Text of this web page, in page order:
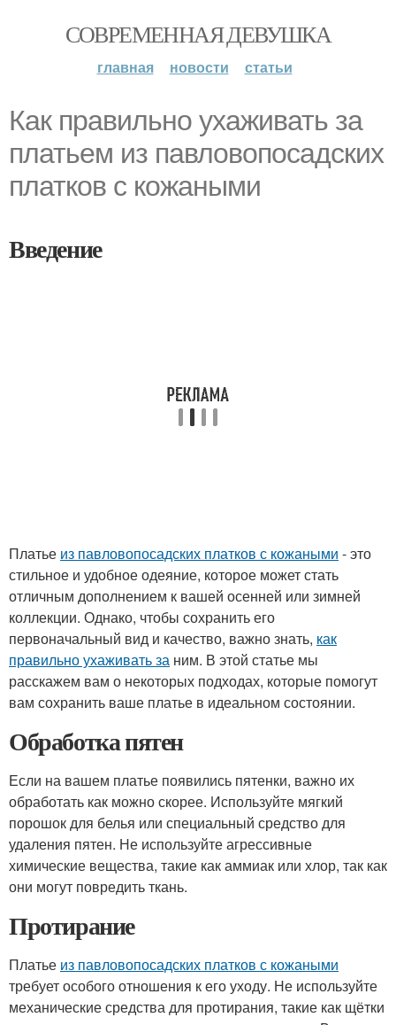
СОВРЕМЕННАЯ ДЕВУШКА
главная новости статьи
Как правильно ухаживать за
платьем из павловопосадских
платков с кожаными
Введение
Платье из павловопосадских платков с кожаными - это
стильное и удобное одеяние, которое может стать
отличным дополнением к вашей осенней или зимней
коллекции. Однако, чтобы сохранить его
первоначальный вид и качество, важно знать, как
правильно ухаживать за ним. В этой статье мы
расскажем вам о некоторых подходах, которые помогут
вам сохранить ваше платье в идеальном состоянии.
Обработка пятен
Если на вашем платье появились пятенки, важно их
обработать как можно скорее. Используйте мягкий
порошок для белья или специальный средство для
удаления пятен. Не используйте агрессивные
химические вещества, такие как аммиак или хлор, так как
они могут повредить ткань.
Протирание
Платье из павловопосадских платков с кожаными
требует особого отношения к его уходу. Не используйте
механические средства для протирания, такие как щётки